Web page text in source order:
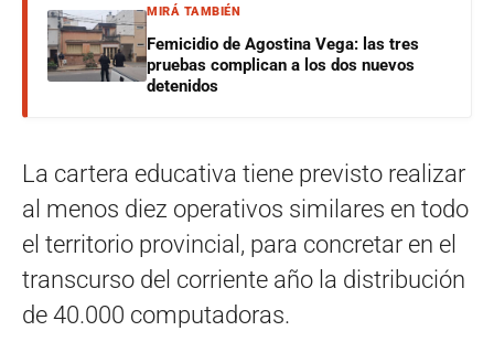
MIRÁ TAMBIÉN
Femicidio de Agostina Vega: las tres
pruebas complican a los dos nuevos
detenidos
La cartera educativa tiene previsto realizar
al menos diez operativos similares en todo
el territorio provincial, para concretar en el
transcurso del corriente año la distribución
de 40.000 computadoras.